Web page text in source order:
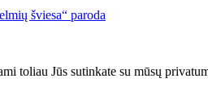
šviesa“ paroda
toliau Jūs sutinkate su mūsų